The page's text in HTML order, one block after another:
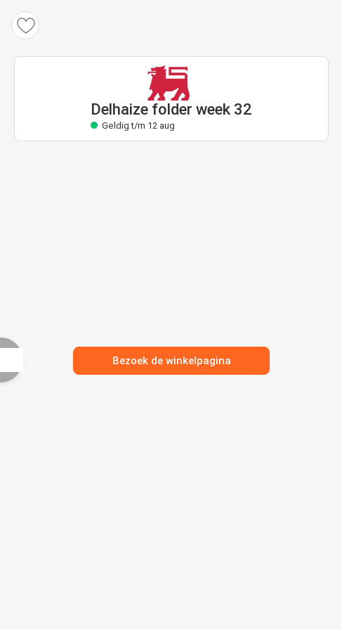
Delhaize folder week 32
Geldig t/m 12 aug
Bezoek de winkelpagina